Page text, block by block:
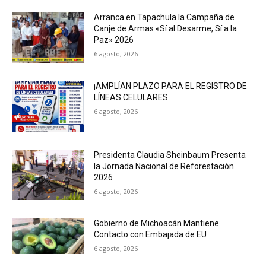
Arranca en Tapachula la Campaña de
Canje de Armas «Sí al Desarme, Sí a la
Paz» 2026
6 agosto, 2026
¡AMPLÍAN PLAZO PARA EL REGISTRO DE
LÍNEAS CELULARES
6 agosto, 2026
Presidenta Claudia Sheinbaum Presenta
la Jornada Nacional de Reforestación
2026
6 agosto, 2026
Gobierno de Michoacán Mantiene
Contacto con Embajada de EU
6 agosto, 2026